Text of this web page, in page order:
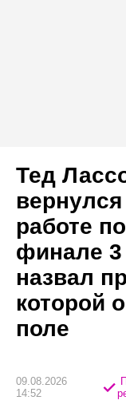
Тед
работе
финале 3
назвал
которой
поле
09.08.2026
14:52